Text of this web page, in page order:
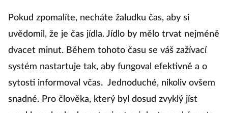
Pokud zpomalíte, necháte žaludku čas, aby si
uvědomil, že je čas jídla. Jídlo by mělo trvat nejméně
dvacet minut. Během tohoto času se váš zažívací
systém nastartuje tak, aby fungoval efektivně a o
sytosti informoval včas. Jednoduché, nikoliv ovšem
snadné. Pro člověka, který byl dosud zvyklý jíst